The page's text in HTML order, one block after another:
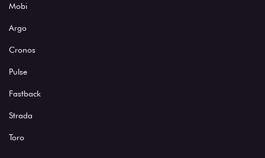
Mobi
Argo
Cronos
Pulse
Fastback
Strada
Toro